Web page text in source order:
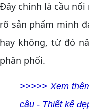
Đây chính là cầu
rõ sản phẩm mình
hay không, từ đó
phân phối.
>>>>> Xem
cầu - Thiết kế